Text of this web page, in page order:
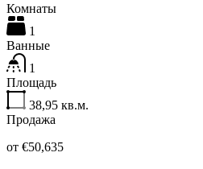
Комнаты
1
Ванные
1
Площадь
38,95 кв.м.
Продажа
от €50,635